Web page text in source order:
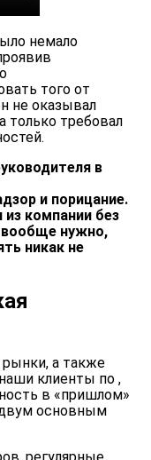
немало
того от
не оказывал
только требовал
в
и порицание.
компании без
вообще нужно,
никак не
а также
клиенты по ,
в «пришлом»
основным
регулярные